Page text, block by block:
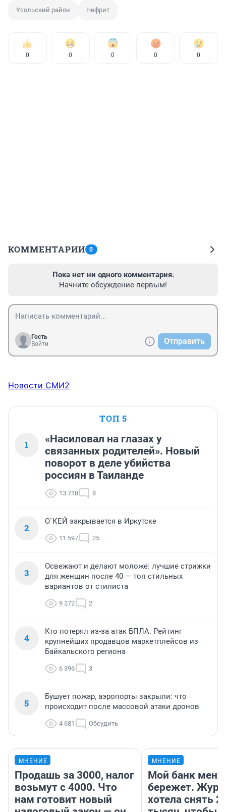
Усольский район Нефрит
0 0 0 0 0
КОММЕНТАРИИ 0
Пока нет ни одного комментария.
Начните обсуждение первым!
Гость
Войти
Отправить
Новости СМИ2
ТОП 5
1
«Насиловал на глазах у
связанных родителей». Новый
поворот в деле убийства
россиян в Таиланде
13 718 8
2
О`КЕЙ закрывается в Иркутске
11 597 25
3
Освежают и делают моложе: лучшие стрижки
для женщин после 40 — топ стильных
вариантов от стилиста
9 272 2
4
Кто потерял из-за атак БПЛА. Рейтинг
крупнейших продавцов маркетплейсов из
Байкальского региона
6 396 3
5
Бушует пожар, аэропорты закрыли: что
происходит после массовой атаки дронов
4 681 Обсудить
МНЕНИЕ
Продашь за 3000, налог
возьмут с 4000. Что
нам готовит новый
МНЕНИЕ
Мой банк меня
бережет.
хотела снять